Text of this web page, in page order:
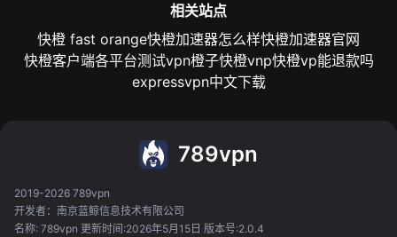
相关站点
快橙 fast orange快橙加速器怎么样快橙加速器官网
快橙客户端各平台测试vpn橙子快橙vnp快橙vp能退款吗
expressvpn中文下载
789vpn
2019-2026 789vpn
开发者：南京蓝鲸信息技术有限公司
名称: 789vpn 更新时间:2026年5月15日 版本号:2.0.4